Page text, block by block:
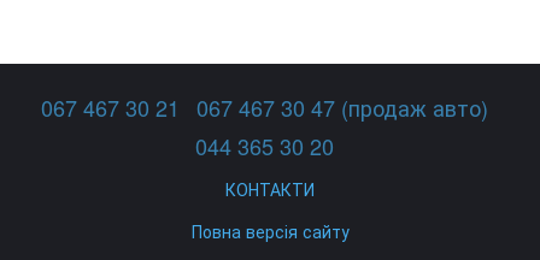
067 467 30 21
067 467 30 47 (продаж авто)
044 365 30 20
КОНТАКТИ
Повна версія сайту